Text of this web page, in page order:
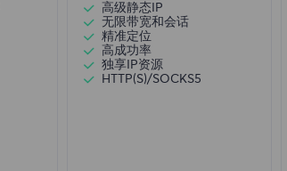
高级静态IP
无限带宽和会话
精准定位
高成功率
独享IP资源
HTTP(S)/SOCKS5